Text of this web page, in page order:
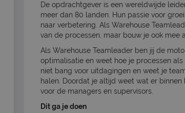
De opdrachtgever is een wereldwijde
meer dan 80 landen. Hun passie voor
naar verbetering. Als Warehouse
van de processen, maar bouw je ook mee
Als Warehouse Teamleader ben jij de
optimalisatie en weet hoe je processen
niet bang voor uitdagingen en weet je
halen. Doordat je altijd weet wat er
voor de managers en supervisors.
Dit ga je doen